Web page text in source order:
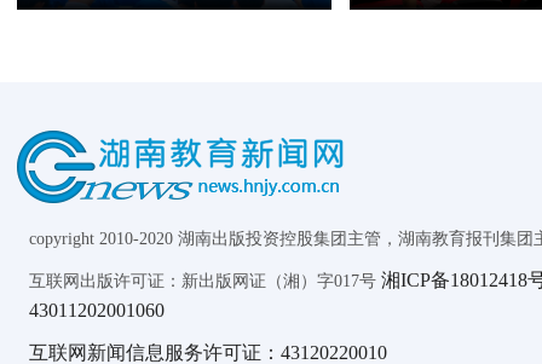
copyright 2010-2020 湖南出版投资控股集团主管，湖南教育报刊集团
互联网出版许可证：新出版网证（湘）字017号 湘ICP备18012418
43011202001060
互联网新闻信息服务许可证：43120220010